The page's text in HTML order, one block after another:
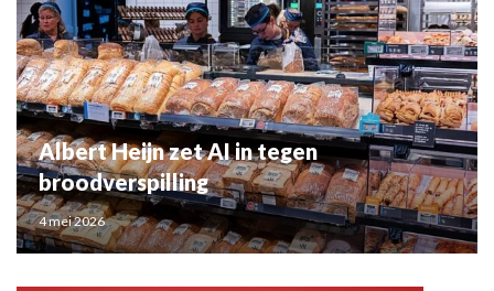
Albert Heijn zet AI in tegen
broodverspilling
4 mei 2026